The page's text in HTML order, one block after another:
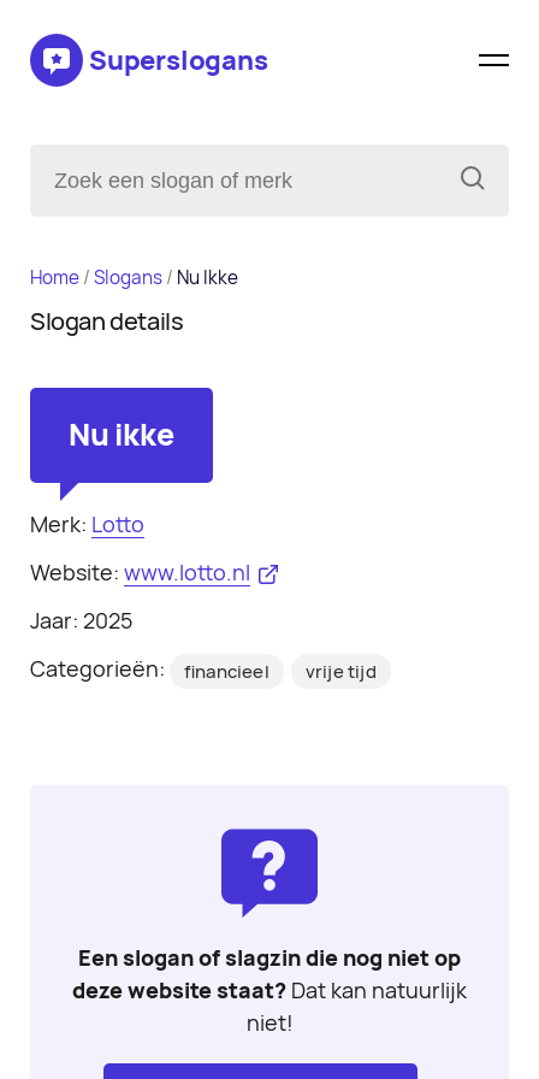
Superslogans
Home/Slogans/ Nu Ikke
Slogan details
Nu ikke
Merk: Lotto
Website: www.lotto.nl
Jaar: 2025
Categorieën:
financieel vrije tijd
Een slogan of slagzin die nog niet op
deze website staat? Dat kan natuurlijk
niet!